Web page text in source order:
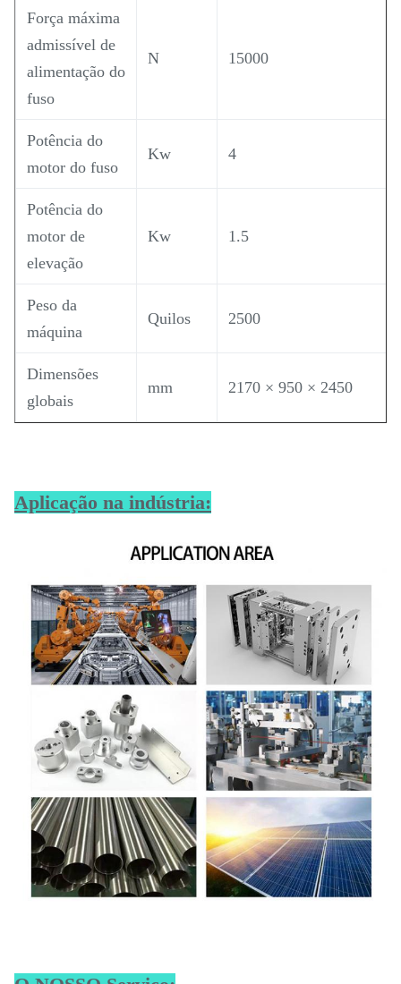
Força máxima
admissível de
alimentação do
fuso
N 15000
Potência do
motor do fuso
Kw 4
Potência do
motor de
elevação
Kw 1.5
Peso da
máquina
Quilos 2500
Dimensões
globais
mm 2170 × 950 × 2450
Aplicação na indústria: